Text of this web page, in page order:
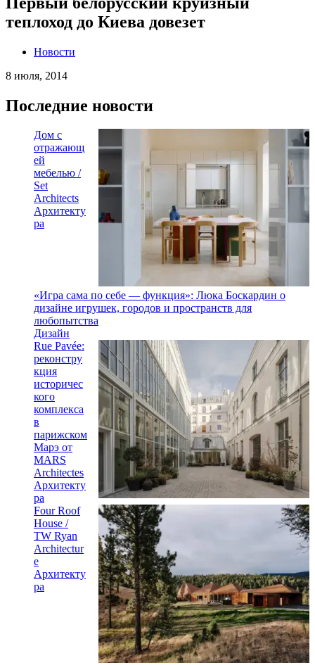
теплоход до Киева довезет
Новости
8 июля, 2014
Последние новости
Дом с
отражающ
ей
мебелью /
Set
Architects
Архитекту
ра
«Игра сама по себе — функция»: Люка Боскардин о
дизайне игрушек, городов и пространств для
любопытства
Дизайн
Rue Pavée:
реконстру
кция
историчес
кого
комплекса
в
парижском
Марэ от
MARS
Architectes
Архитекту
ра
Four Roof
House /
TW Ryan
Architectur
e
Архитекту
ра